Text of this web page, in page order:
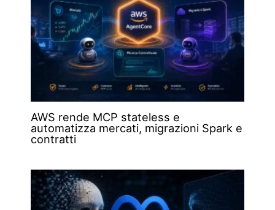
AWS rende MCP stateless e
automatizza mercati, migrazioni Spark e
contratti